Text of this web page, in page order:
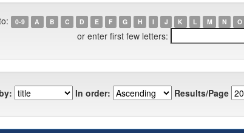
0-9 A B C D E F G H I J K L M N O
or enter first few letters:
In order: Results/Page